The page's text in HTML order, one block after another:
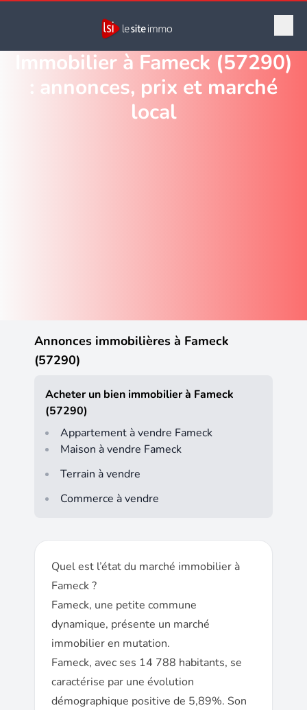
Immobilier à Fameck (57290)
: annonces, prix et marché
local
Annonces immobilières à Fameck
(57290)
Acheter un bien immobilier à Fameck
(57290)
Appartement à vendre Fameck
Maison à vendre Fameck
Terrain à vendre
Commerce à vendre
Quel est l’état du marché immobilier à
Fameck ?
Fameck, une petite commune
dynamique, présente un marché
immobilier en mutation.
Fameck, avec ses 14 788 habitants, se
caractérise par une évolution
démographique positive de 5,89%. Son